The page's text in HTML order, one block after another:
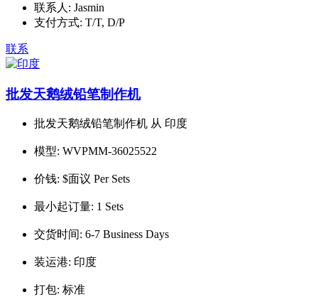
联系人: Jasmin
支付方式: T/T, D/P
联系
批发天鹅绒铅笔制作机
批发天鹅绒铅笔制作机 从 印度
模型: WVPMM-36025522
价钱: $面议 Per Sets
最小起订量: 1 Sets
交货时间: 6-7 Business Days
装运港: 印度
打包: 标准